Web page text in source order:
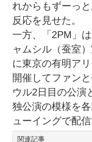
れからもずーっ
反応を見せた。
一方、「2PM」
ャムシル（蚕室
に東京の有明ア
開催してファン
ウル2日目の公演
独公演の模様を
ューイングで配信
関連記事